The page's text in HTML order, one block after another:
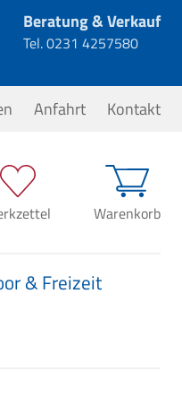
Beratung & Verkauf
Tel.0231 4257580
Anfahrt Kontakt
Warenkorb
0,00 €*
& Freizeit